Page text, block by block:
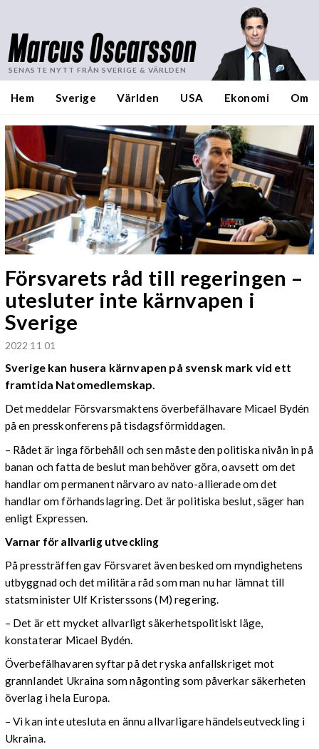
Marcus Oscarsson
SENASTE NYTT FRÅN SVERIGE & VÄRLDEN
Hem Sverige Världen USA Ekonomi Om
Försvarets råd till regeringen –
utesluter inte kärnvapen i
Sverige
2022 11 01
Sverige kan husera kärnvapen på svensk mark vid ett
framtida Natomedlemskap.
Det meddelar Försvarsmaktens överbefälhavare Micael Bydén
på en presskonferens på tisdagsförmiddagen.
– Rådet är inga förbehåll och sen måste den politiska nivån in på
banan och fatta de beslut man behöver göra, oavsett om det
handlar om permanent närvaro av nato-allierade om det
handlar om förhandslagring. Det är politiska beslut, säger han
enligt Expressen.
Varnar för allvarlig utveckling
På pressträffen gav Försvaret även besked om myndighetens
utbyggnad och det militära råd som man nu har lämnat till
statsminister Ulf Kristerssons (M) regering.
– Det är ett mycket allvarligt säkerhetspolitiskt läge,
konstaterar Micael Bydén.
Överbefälhavaren syftar på det ryska anfallskriget mot
grannlandet Ukraina som någonting som påverkar säkerheten
överlag i hela Europa.
– Vi kan inte utesluta en ännu allvarligare händelseutveckling i
Ukraina.